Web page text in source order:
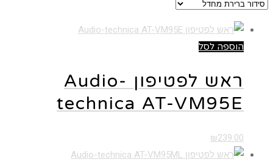
הוספה לסל
ראש לפטיפון Audio-
technica AT-VM95E
₪239.00